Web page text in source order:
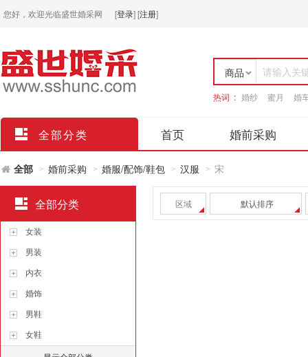
您好，欢迎光临盛世婚采网 [登录][注册]
商品
店铺
请输入关
热词 : 婚纱 蜜月 婚
全部分类 首页 婚前采购
全部 > 婚前采购 > 婚服/配饰/鞋包 > 汉服 > 宋
区域 默认排序
全部分类
女装
男装
内衣
婚饰
男鞋
女鞋